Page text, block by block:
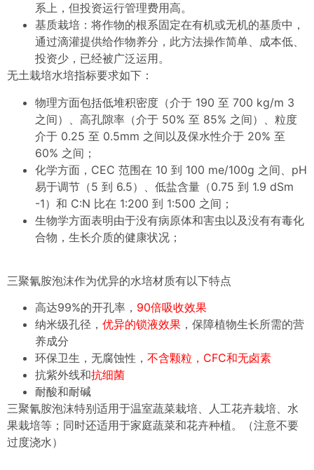
系上，但投资运行管理费用高。
基质栽培：将作物的根系固定在有机或无机的基质中，
通过滴灌提供给作物养分，此方法操作简单、成本低、
投资少，已经被广泛运用。
无土栽培水培指标要求如下：
物理方面包括低堆积密度（介于 190 至 700 kg/m 3
之间）、高孔隙率（介于 50% 至 85% 之间）、粒度
介于 0.25 至 0.5mm 之间以及保水性介于 20% 至
60% 之间；
化学方面，CEC 范围在 10 到 100 me/100g 之间、pH
易于调节（5 到 6.5）、低盐含量（0.75 到 1.9 dSm
-1）和 C:N 比在 1:200 到 1:500 之间；
生物学方面表明由于没有病原体和害虫以及没有有毒化
合物，生长介质的健康状况；
三聚氰胺泡沫作为优异的水培材质有以下特点
高达99%的开孔率， 90倍吸收效果
纳米级孔径， 优异的锁液效果 ，保障植物生长所需的营
养成分
环保卫生，无腐蚀性， 不含颗粒，CFC和无卤素
抗紫外线和抗细菌
耐酸和耐碱
三聚氰胺泡沫特别适用于温室蔬菜栽培、人工花卉栽培、水
果栽培等；同时还适用于家庭蔬菜和花卉种植。（注意不要
过度浇水）